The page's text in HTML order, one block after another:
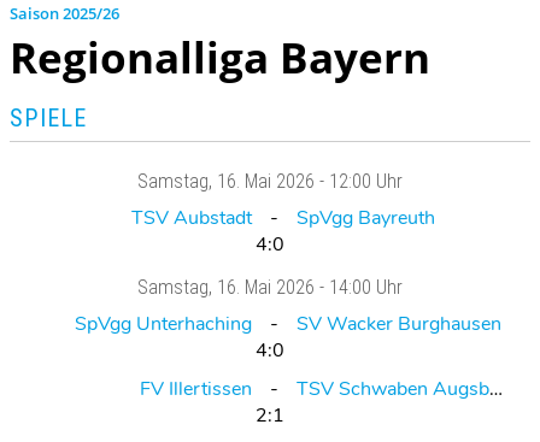
2025/26
Regionalliga Bayern
SPIELE
Samstag, 16. Mai 2026 - 12:00 Uhr
TSV Aubstadt
SpVgg Bayreuth
4:0
Samstag, 16. Mai 2026 - 14:00 Uhr
SpVgg Unterhaching
SV Wacker Burghausen
4:0
FV Illertissen
TSV Schwaben Augsburg
2:1